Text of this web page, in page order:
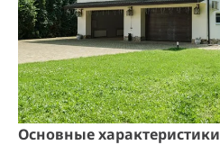
Основные характеристики